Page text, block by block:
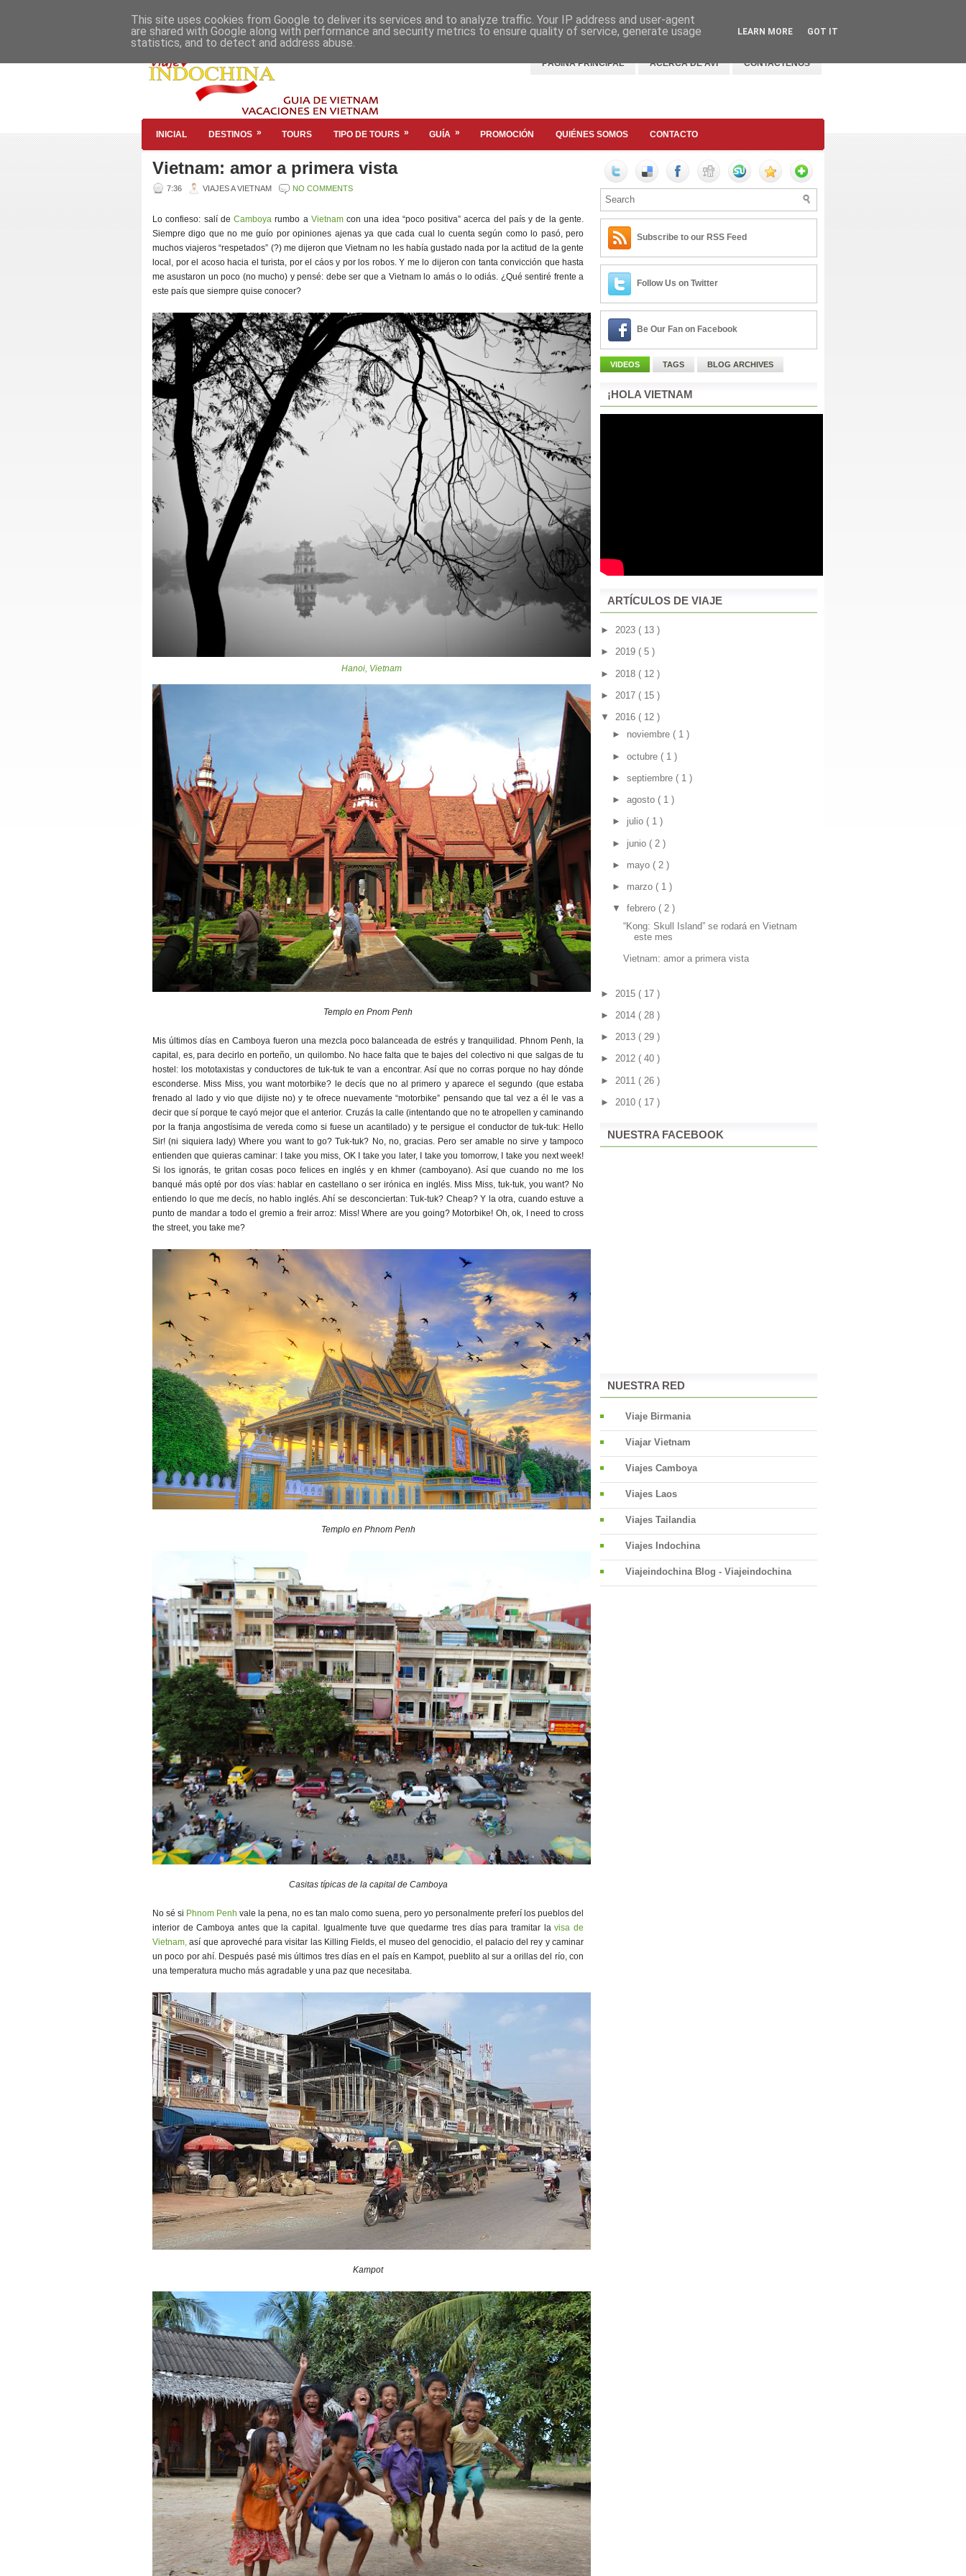
PÁGINA PRINCIPAL ACERCA DE AVI CONTACTENOS
INICIAL DESTINOS » TOURS TIPO DE TOURS » GUÍA » PROMOCIÓN QUIÉNES SOMOS CONTACTO
Vietnam: amor a primera vista
7:36 VIAJES A VIETNAM NO COMMENTS
Lo confieso: salí deCamboyarumbo a Vietnamcon una idea “poco positiva” acerca del país y de la gente.
Siempre digo que no me guío por opiniones ajenas ya que cada cual lo cuenta según como lo pasó, pero
muchos viajeros “respetados” (?) me dijeron que Vietnam no les había gustado nada por la actitud de la gente
local, por el acoso hacia el turista, por el cáos y por los robos. Y me lo dijeron con tanta convicción que hasta
me asustaron un poco (no mucho) y pensé: debe ser que a Vietnam lo amás o lo odiás. ¿Qué sentiré frente a
este país que siempre quise conocer?
Hanoi, Vietnam
Templo en Pnom Penh
Mis últimos días en Camboya fueron una mezcla poco balanceada de estrés y tranquilidad. Phnom Penh, la
capital, es, para decirlo en porteño, un quilombo. No hace falta que te bajes del colectivo ni que salgas de tu
hostel: los mototaxistas y conductores de tuk-tuk te van a encontrar. Así que no corras porque no hay dónde
esconderse. Miss Miss, you want motorbike? le decís que no al primero y aparece el segundo (que estaba
frenado al lado y vio que dijiste no) y te ofrece nuevamente “motorbike” pensando que tal vez a él le vas a
decir que sí porque te cayó mejor que el anterior. Cruzás la calle (intentando que no te atropellen y caminando
por la franja angostísima de vereda como si fuese un acantilado) y te persigue el conductor de tuk-tuk: Hello
Sir! (ni siquiera lady) Where you want to go? Tuk-tuk? No, no, gracias. Pero ser amable no sirve y tampoco
entienden que quieras caminar: I take you miss, OK I take you later, I take you tomorrow, I take you next week!
Si los ignorás, te gritan cosas poco felices en inglés y en khmer (camboyano). Así que cuando no me los
banqué más opté por dos vías: hablar en castellano o ser irónica en inglés. Miss Miss, tuk-tuk, you want? No
entiendo lo que me decís, no hablo inglés. Ahí se desconciertan: Tuk-tuk? Cheap? Y la otra, cuando estuve a
punto de mandar a todo el gremio a freir arroz: Miss! Where are you going? Motorbike! Oh, ok, I need to cross
the street, you take me?
Templo en Phnom Penh
Casitas típicas de la capital de Camboya
No sé si Phnom Penh vale la pena, no es tan malo como suena, pero yo personalmente preferí los pueblos del
interior de Camboya antes que la capital. Igualmente tuve que quedarme tres días para tramitar lavisa de
Vietnam, así que aproveché para visitar las Killing Fields, el museo del genocidio, el palacio del rey y caminar
un poco por ahí. Después pasé mis últimos tres días en el país en Kampot, pueblito al sur a orillas del río, con
una temperatura mucho más agradable y una paz que necesitaba.
Kampot
Subscribe to our RSS Feed
Follow Us on Twitter
Be Our Fan on Facebook
VIDEOS TAGS BLOG ARCHIVES
¡HOLA VIETNAM
ARTÍCULOS DE VIAJE
► 2023 ( 13 )
► 2019 ( 5 )
► 2018 ( 12 )
► 2017 ( 15 )
▼ 2016 ( 12 )
► noviembre ( 1 )
► octubre ( 1 )
► septiembre ( 1 )
► agosto ( 1 )
► julio ( 1 )
► junio ( 2 )
► mayo ( 2 )
► marzo ( 1 )
▼ febrero ( 2 )
“Kong: Skull Island” se rodará en Vietnam
este mes
Vietnam: amor a primera vista
► 2015 ( 17 )
► 2014 ( 28 )
► 2013 ( 29 )
► 2012 ( 40 )
► 2011 ( 26 )
► 2010 ( 17 )
NUESTRA FACEBOOK
NUESTRA RED
Viaje Birmania
Viajar Vietnam
Viajes Camboya
Viajes Laos
Viajes Tailandia
Viajes Indochina
Viajeindochina Blog - Viajeindochina
This site uses cookies from Google to deliver its services and to analyze traffic. Your IP address and user-agent
are shared with Google along with performance and security metrics to ensure quality of service, generate usage
statistics, and to detect and address abuse.
LEARN MORE GOT IT